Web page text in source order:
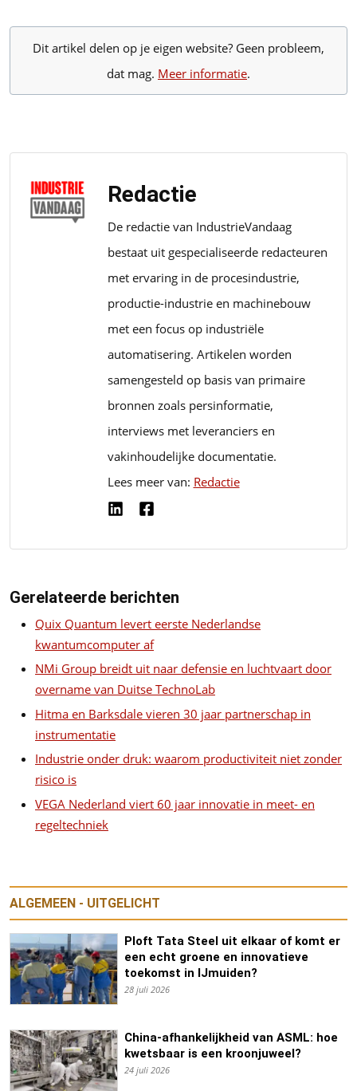
Dit artikel delen op je eigen website? Geen probleem,
dat mag. Meer informatie.
Redactie
De redactie van IndustrieVandaag
bestaat uit gespecialiseerde redacteuren
met ervaring in de procesindustrie,
productie-industrie en machinebouw
met een focus op industriële
automatisering. Artikelen worden
samengesteld op basis van primaire
bronnen zoals persinformatie,
interviews met leveranciers en
vakinhoudelijke documentatie.
Lees meer van: Redactie
Gerelateerde berichten
Quix Quantum levert eerste Nederlandse
kwantumcomputer af
NMi Group breidt uit naar defensie en luchtvaart door
overname van Duitse TechnoLab
Hitma en Barksdale vieren 30 jaar partnerschap in
instrumentatie
Industrie onder druk: waarom productiviteit niet zonder
risico is
VEGA Nederland viert 60 jaar innovatie in meet- en
regeltechniek
ALGEMEEN - UITGELICHT
Ploft Tata Steel uit elkaar of komt er
een echt groene en innovatieve
toekomst in IJmuiden?
28 juli 2026
China-afhankelijkheid van ASML: hoe
kwetsbaar is een kroonjuweel?
24 juli 2026